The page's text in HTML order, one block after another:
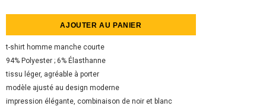
t-shirt homme manche courte
94% Polyester ; 6% Élasthanne
tissu léger, agréable à porter
modèle ajusté au design moderne
impression élégante, combinaison de noir et blanc